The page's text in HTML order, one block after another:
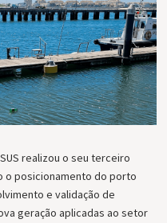
realizou o seu terceiro
o posicionamento do porto
e validação de
geração aplicadas ao setor